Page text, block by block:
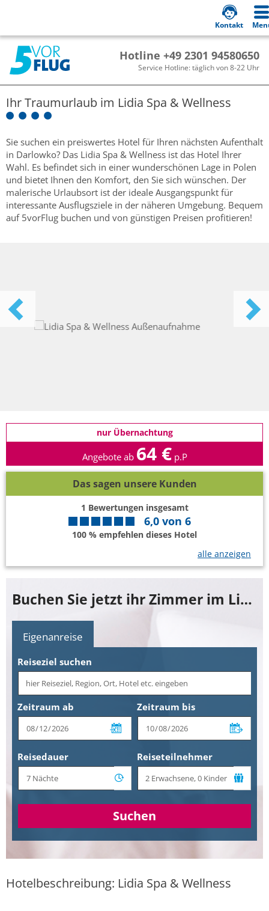
Hotline +49 2301 94580650
Service Hotline: täglich von 8-22 Uhr
Kontakt
Ihr Traumurlaub im Lidia Spa & Wellness
Sie suchen ein preiswertes Hotel für Ihren nächsten Aufenthalt
in Darlowko? Das Lidia Spa & Wellness ist das Hotel Ihrer
Wahl. Es befindet sich in einer wunderschönen Lage in Polen
und bietet Ihnen den Komfort, den Sie sich wünschen. Der
malerische Urlaubsort ist der ideale Ausgangspunkt für
interessante Ausflugsziele in der näheren Umgebung. Bequem
auf 5vorFlug buchen und von günstigen Preisen profitieren!
nur Übernachtung
Angebote ab 64 € p.P
Das sagen unsere Kunden
1 Bewertungen insgesamt
6,0 von 6
100 % empfehlen dieses Hotel
alle anzeigen
Buchen Sie jetzt ihr Zimmer im Lidia Spa & Wellness
Eigenanreise
Reiseziel suchen
Zeitraum ab Zeitraum bis
Reisedauer Reiseteilnehmer
Suchen
Hotelbeschreibung: Lidia Spa & Wellness